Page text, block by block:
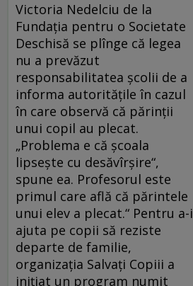
Victoria Nedelciu de la
Fundaţia pentru o Societate
Deschisă se plînge că legea
nu a prevăzut
responsabilitatea şcolii de a
informa autorităţile în cazul
în care observă că părinţii
unui copil au plecat.
„Problema e că şcoala
lipseşte cu desăvîrşire“,
spune ea. Profesorul este
primul care află că părintele
unui elev a plecat.“ Pentru a-i
ajuta pe copii să reziste
departe de familie,
organizaţia Salvaţi Copiii a
iniţiat un program numit